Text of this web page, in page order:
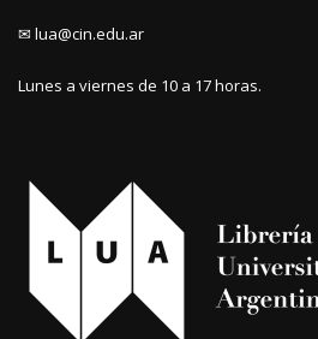
✉ lua@cin.edu.ar
Lunes a viernes de 10 a 17 horas.